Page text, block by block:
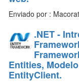
Enviado por :
.NET -
Entities,
EntityClient.